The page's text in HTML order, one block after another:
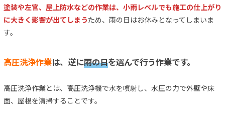
塗装や左官、屋上防水などの作業は、小雨レベルでも施工の仕上がり
に大きく影響が出てしまうため、雨の日はお休みとなってしまいま
す。
高圧洗浄作業は、逆に雨の日を選んで行う作業です。
高圧洗浄作業とは、高圧洗浄機で水を噴射し、水圧の力で外壁や床
面、屋根を清掃することです。